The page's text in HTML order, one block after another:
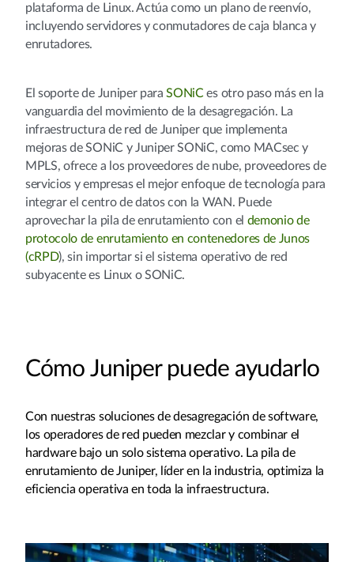
plataforma de Linux. Actúa como un plano de reenvío,
incluyendo servidores y conmutadores de caja blanca y
enrutadores.
El soporte de Juniper paraSONiCes otro paso más en la
vanguardia del movimiento de la desagregación. La
infraestructura de red de Juniper que implementa
mejoras de SONiC y Juniper SONiC, como MACsec y
MPLS, ofrece a los proveedores de nube, proveedores de
servicios y empresas el mejor enfoque de tecnología para
integrar el centro de datos con la WAN. Puede
aprovechar la pila de enrutamiento con el demonio de
protocolo de enrutamiento en contenedores de Junos
(cRPD), sin importar si el sistema operativo de red
subyacente es Linux o SONiC.
Cómo Juniper puede ayudarlo
Con nuestras soluciones de desagregación de software,
los operadores de red pueden mezclar y combinar el
hardware bajo un solo sistema operativo. La pila de
enrutamiento de Juniper, líder en la industria, optimiza la
eficiencia operativa en toda la infraestructura.